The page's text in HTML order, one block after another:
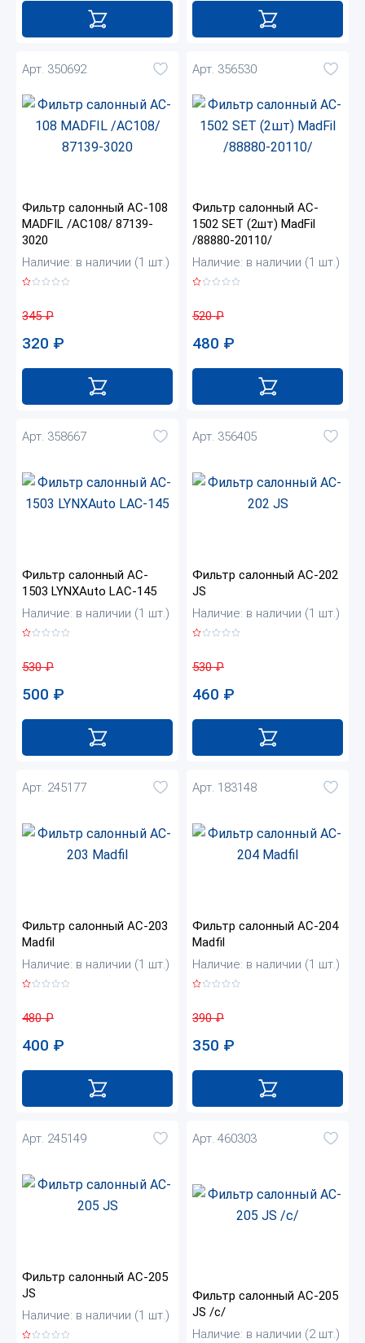
Арт. 350692
Фильтр салонный AC-108
MADFIL /AC108/ 87139-
3020
Наличие: в наличии (1 шт.)
345₽
320 ₽
Арт. 356530
Фильтр салонный AC-
1502 SET (2шт) MadFil
/88880-20110/
Наличие: в наличии (1 шт.)
520₽
480 ₽
Арт. 358667
Фильтр салонный AC-
1503 LYNXAuto LAC-145
Наличие: в наличии (1 шт.)
530₽
500 ₽
Арт. 356405
Фильтр салонный AC-202
JS
Наличие: в наличии (1 шт.)
530₽
460 ₽
Арт. 245177
Фильтр салонный AC-203
Madfil
Наличие: в наличии (1 шт.)
480₽
400 ₽
Арт. 183148
Фильтр салонный AC-204
Madfil
Наличие: в наличии (1 шт.)
390₽
350 ₽
Арт. 245149
Фильтр салонный AC-205
JS
Наличие: в наличии (1 шт.)
Арт. 460303
Фильтр салонный AC-205
JS /с/
Наличие: в наличии (2 шт.)